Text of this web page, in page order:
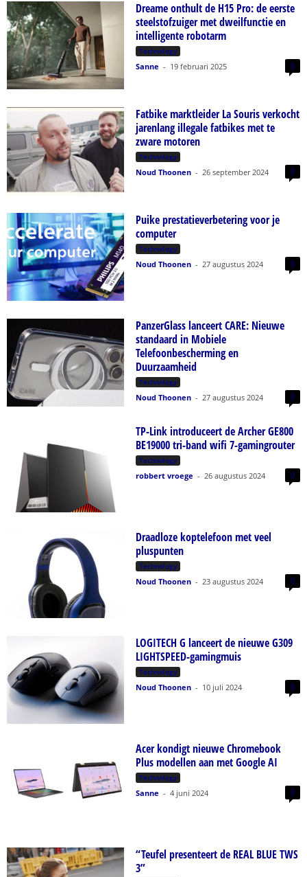
Dreame onthult de H15 Pro: de eerste
steelstofzuiger met dweilfunctie en
intelligente robotarm
Technology
Sanne - 19 februari 2025 0
Fatbike marktleider La Souris verkocht
jarenlang illegale fatbikes met te
zware motoren
Technology
Noud Thoonen - 26 september 2024 0
Puike prestatieverbetering voor je
computer
Technology
Noud Thoonen - 27 augustus 2024 0
PanzerGlass lanceert CARE: Nieuwe
standaard in Mobiele
Telefoonbescherming en
Duurzaamheid
Technology
Noud Thoonen - 27 augustus 2024 0
TP-Link introduceert de Archer GE800
BE19000 tri-band wifi 7-gamingrouter
Technology
robbert vroege - 26 augustus 2024 0
Draadloze koptelefoon met veel
pluspunten
Technology
Noud Thoonen - 23 augustus 2024 0
LOGITECH G lanceert de nieuwe G309
LIGHTSPEED-gamingmuis
Technology
Noud Thoonen - 10 juli 2024 0
Acer kondigt nieuwe Chromebook
Plus modellen aan met Google AI
Technology
Sanne - 4 juni 2024 0
“Teufel presenteert de REAL BLUE TWS
3”